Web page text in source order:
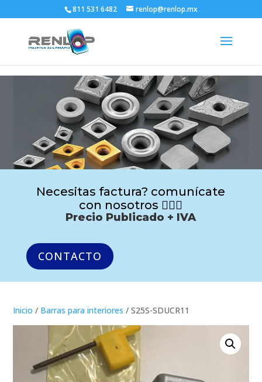
811 531 6482 renlop@renlop.mx
Necesitas factura? comunícate
con nosotros 🙋🏻‍♂️
Precio Publicado + IVA
CONTACTO
Inicio / Barras para interiores / S25S-SDUCR11